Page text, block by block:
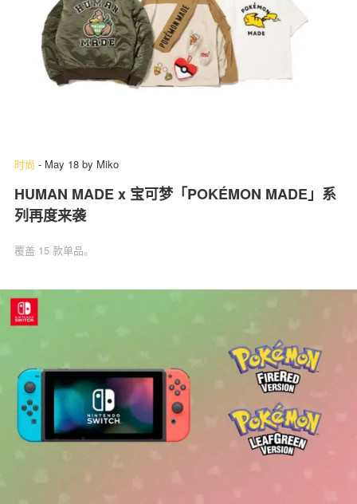
时尚 - May 18 by Miko
HUMAN MADE x 宝可梦「POKÉMON MADE」系
列再度来袭
覆盖 15 款单品。